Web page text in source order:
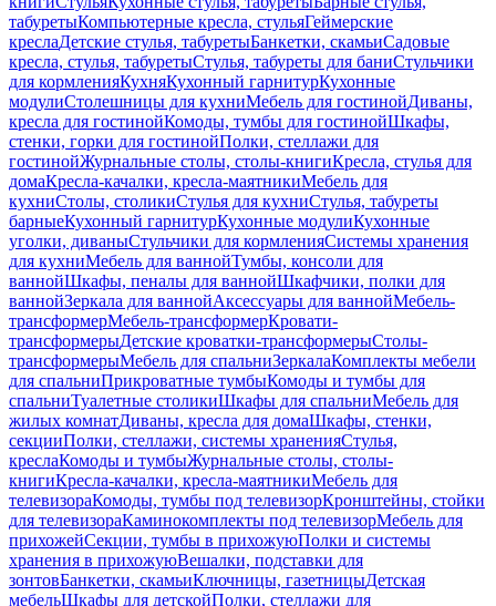
табуретыКомпьютерные кресла, стульяГеймерские
креслаДетские стулья, табуретыБанкетки, скамьиСадовые
кресла, стулья, табуретыСтулья, табуреты для баниСтульчики
для кормленияКухняКухонный гарнитурКухонные
модулиСтолешницы для кухниМебель для гостинойДиваны,
кресла для гостинойКомоды, тумбы для гостинойШкафы,
стенки, горки для гостинойПолки, стеллажи для
гостинойЖурнальные столы, столы-книгиКресла, стулья для
домаКресла-качалки, кресла-маятникиМебель для
кухниСтолы, столикиСтулья для кухниСтулья, табуреты
барныеКухонный гарнитурКухонные модулиКухонные
уголки, диваныСтульчики для кормленияСистемы хранения
для кухниМебель для ваннойТумбы, консоли для
ваннойШкафы, пеналы для ваннойШкафчики, полки для
ваннойЗеркала для ваннойАксессуары для ваннойМебель-
трансформерМебель-трансформерКровати-
трансформерыДетские кроватки-трансформерыСтолы-
трансформерыМебель для спальниЗеркалаКомплекты мебели
для спальниПрикроватные тумбыКомоды и тумбы для
спальниТуалетные столикиШкафы для спальниМебель для
жилых комнатДиваны, кресла для домаШкафы, стенки,
секцииПолки, стеллажи, системы храненияСтулья,
креслаКомоды и тумбыЖурнальные столы, столы-
книгиКресла-качалки, кресла-маятникиМебель для
телевизораКомоды, тумбы под телевизорКронштейны, стойки
для телевизораКаминокомплекты под телевизорМебель для
прихожейСекции, тумбы в прихожуюПолки и системы
хранения в прихожуюВешалки, подставки для
зонтовБанкетки, скамьиКлючницы, газетницыДетская
мебельШкафы для детскойПолки, стеллажи для